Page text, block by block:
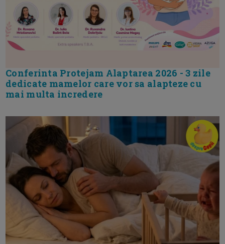
Conferinta Protejam Alaptarea 2026 - 3 zile
dedicate mamelor care vor sa alapteze cu
mai multa incredere